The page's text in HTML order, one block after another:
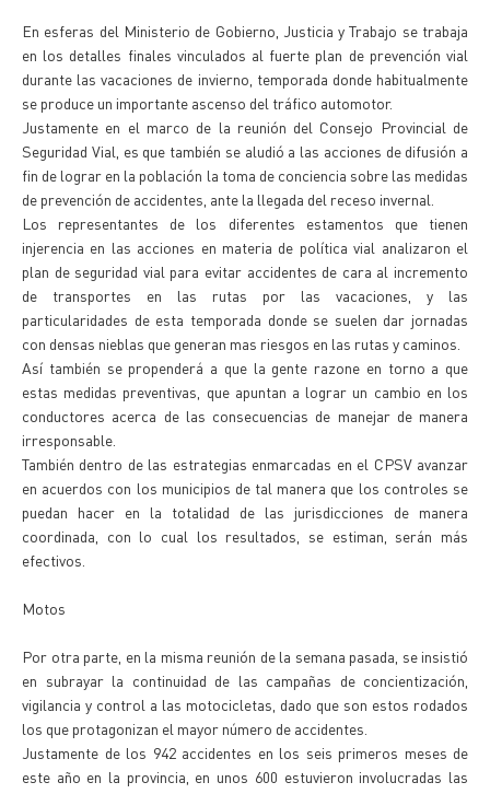
En esferas del Ministerio de Gobierno, Justicia y Trabajo se trabaja
en los detalles finales vinculados al fuerte plan de prevención vial
durante las vacaciones de invierno, temporada donde habitualmente
se produce un importante ascenso del tráfico automotor.
Justamente en el marco de la reunión del Consejo Provincial de
Seguridad Vial, es que también se aludió a las acciones de difusión a
fin de lograr en la población la toma de conciencia sobre las medidas
de prevención de accidentes, ante la llegada del receso invernal.
Los representantes de los diferentes estamentos que tienen
injerencia en las acciones en materia de política vial analizaron el
plan de seguridad vial para evitar accidentes de cara al incremento
de transportes en las rutas por las vacaciones, y las
particularidades de esta temporada donde se suelen dar jornadas
con densas nieblas que generan mas riesgos en las rutas y caminos.
Así también se propenderá a que la gente razone en torno a que
estas medidas preventivas, que apuntan a lograr un cambio en los
conductores acerca de las consecuencias de manejar de manera
irresponsable.
También dentro de las estrategias enmarcadas en el CPSV avanzar
en acuerdos con los municipios de tal manera que los controles se
puedan hacer en la totalidad de las jurisdicciones de manera
coordinada, con lo cual los resultados, se estiman, serán más
efectivos.
Motos
Por otra parte, en la misma reunión de la semana pasada, se insistió
en subrayar la continuidad de las campañas de concientización,
vigilancia y control a las motocicletas, dado que son estos rodados
los que protagonizan el mayor número de accidentes.
Justamente de los 942 accidentes en los seis primeros meses de
este año en la provincia, en unos 600 estuvieron involucradas las